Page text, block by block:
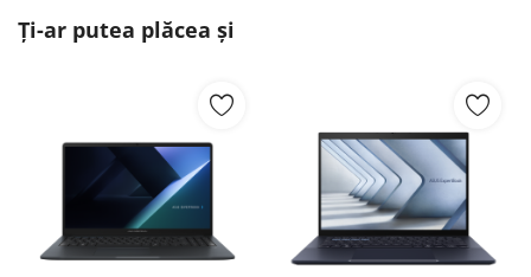
Ți-ar putea plăcea și